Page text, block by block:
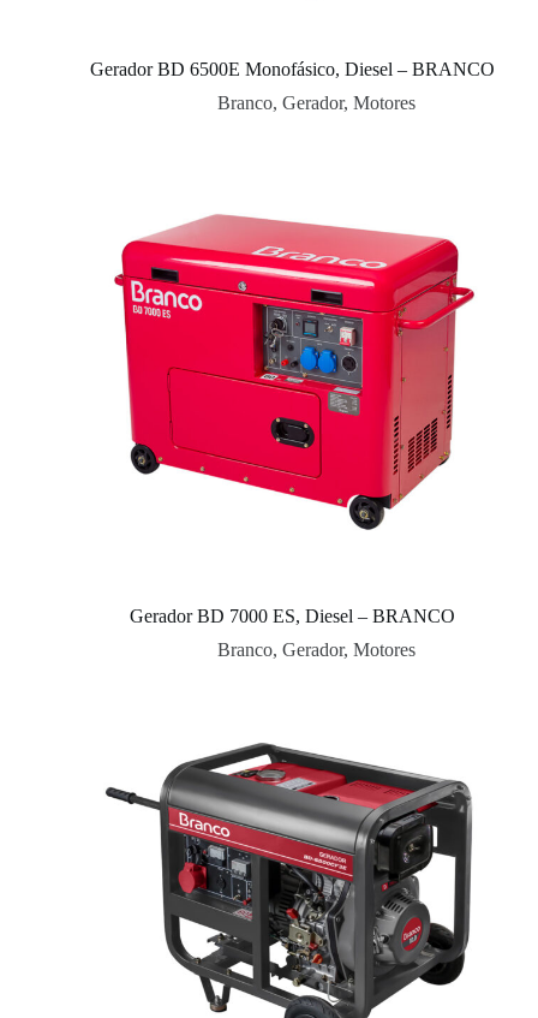
Gerador BD 6500E Monofásico, Diesel – BRANCO
Branco,Gerador,Motores
Gerador BD 7000 ES, Diesel – BRANCO
Branco,Gerador,Motores